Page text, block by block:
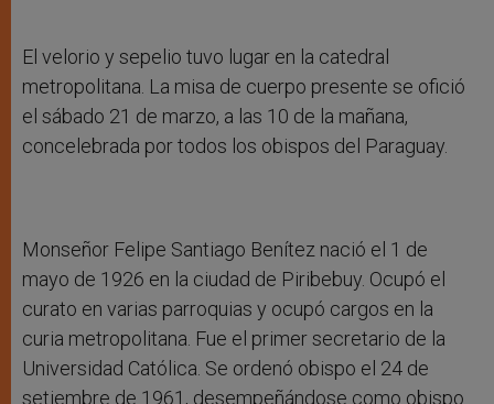
El velorio y sepelio tuvo lugar en la catedral
metropolitana. La misa de cuerpo presente se ofició
el sábado 21 de marzo, a las 10 de la mañana,
concelebrada por todos los obispos del Paraguay.
Monseñor Felipe Santiago Benítez nació el 1 de
mayo de 1926 en la ciudad de Piribebuy. Ocupó el
curato en varias parroquias y ocupó cargos en la
curia metropolitana. Fue el primer secretario de la
Universidad Católica. Se ordenó obispo el 24 de
setiembre de 1961, desempeñándose como obispo